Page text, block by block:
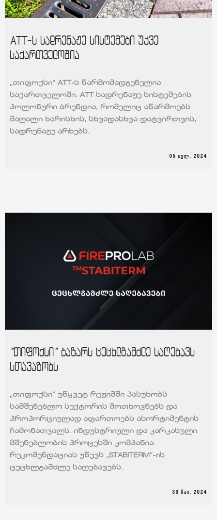
ATT-ს სადრენაჟე სისტემები უკვე
საქართველოშია
„თიფოქსი“ ATT-ს წარმომადგენელია
საქართველოში. ATT სადრენაჟე სისტემების
პოლონური ბრენდია, რომელიც აწარმოებს
მაღალი ხარისხის, სხვადასხვა დატვირთვის,
სადრენაჟე არხებს.
05 ᲘᲕᲚ, 2024
“თიფოქსი“ ბაზარს ცეცხლგამძლე საღებავს
სთავაზობს
„თიფოქსი“ უწყვეტ რეჟიმში პასუხობს
სამშენებლო სექტორის მოთხოვნებს და
პროპორციულად აფართოებს ასორტიმენტის
ჩამონათვალს. ინდუსტრიული და კარკასული
მშენებლობის პროცესში კომპანია
რეკომენდაციას უწევს „STABITERM“-ის
ცეცხლგამძლე საღებავებს.
30 ᲛᲐᲘ, 2024